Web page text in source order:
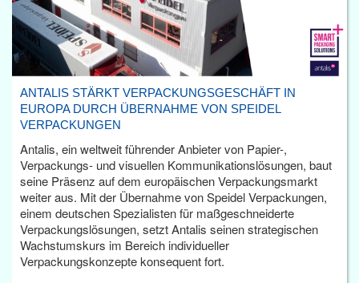
ANTALIS STÄRKT VERPACKUNGSGESCHÄFT IN
EUROPA DURCH ÜBERNAHME VON SPEIDEL
VERPACKUNGEN
Antalis, ein weltweit führender Anbieter von Papier-,
Verpackungs- und visuellen Kommunikationslösungen, baut
seine Präsenz auf dem europäischen Verpackungsmarkt
weiter aus. Mit der Übernahme von Speidel Verpackungen,
einem deutschen Spezialisten für maßgeschneiderte
Verpackungslösungen, setzt Antalis seinen strategischen
Wachstumskurs im Bereich individueller
Verpackungskonzepte konsequent fort.